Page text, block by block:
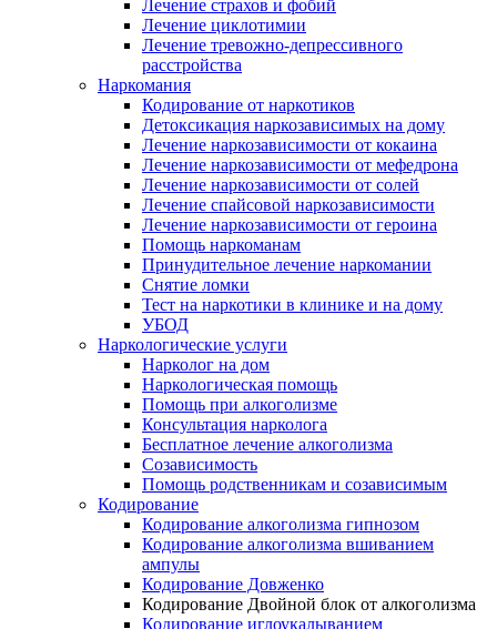
Лечение страхов и фобий
Лечение циклотимии
Лечение тревожно-депрессивного
расстройства
Наркомания
Кодирование от наркотиков
Детоксикация наркозависимых на дому
Лечение наркозависимости от кокаина
Лечение наркозависимости от мефедрона
Лечение наркозависимости от солей
Лечение спайсовой наркозависимости
Лечение наркозависимости от героина
Помощь наркоманам
Принудительное лечение наркомании
Снятие ломки
Тест на наркотики в клинике и на дому
УБОД
Наркологические услуги
Нарколог на дом
Наркологическая помощь
Помощь при алкоголизме
Консультация нарколога
Бесплатное лечение алкоголизма
Созависимость
Помощь родственникам и созависимым
Кодирование
Кодирование алкоголизма гипнозом
Кодирование алкоголизма вшиванием
ампулы
Кодирование Довженко
Кодирование Двойной блок от алкоголизма
Кодирование иглоукалыванием